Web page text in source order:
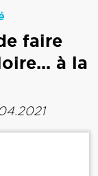
faire
à la